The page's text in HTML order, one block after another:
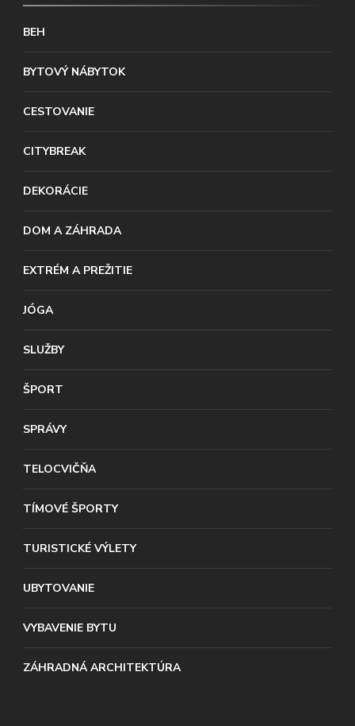
BEH
BYTOVÝ NÁBYTOK
CESTOVANIE
CITYBREAK
DEKORÁCIE
DOM A ZÁHRADA
EXTRÉM A PREŽITIE
JÓGA
SLUŽBY
ŠPORT
SPRÁVY
TELOCVIČŇA
TÍMOVÉ ŠPORTY
TURISTICKÉ VÝLETY
UBYTOVANIE
VYBAVENIE BYTU
ZÁHRADNÁ ARCHITEKTÚRA